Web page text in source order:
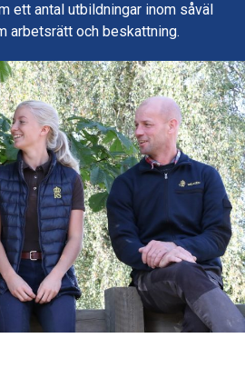
ett antal utbildningar inom såväl
arbetsrätt och beskattning.